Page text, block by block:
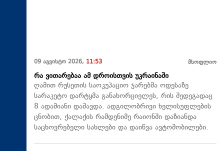
09 აგვისტო 2026, 11:53 მსოფლიო
რა ვითარებაა ამ დროისთვის უკრაინაში
ღამით რუსეთის საოკუპაციო ჯარებმა ოდესაზე
სარაკეტო დარტყმა განახორციელეს, რის შედეგადაც
8 ადამიანი დაშავდა. ადგილობრივი ხელისუფლების
ცნობით, ქალაქის რამდენიმე რაიონში დაზიანდა
საცხოვრებელი სახლები და დაიწვა ავტომობილები.